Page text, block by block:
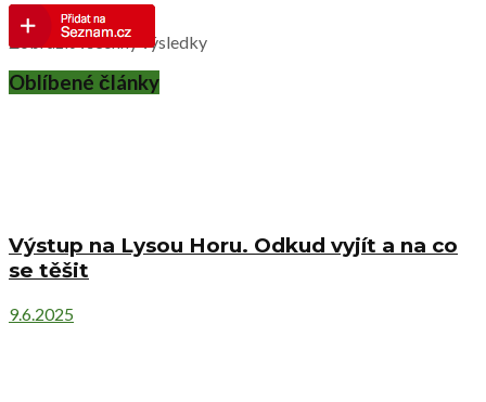
Zobrazit všechny výsledky
Oblíbené články
Výstup na Lysou Horu. Odkud vyjít a na co
se těšit
9.6.2025